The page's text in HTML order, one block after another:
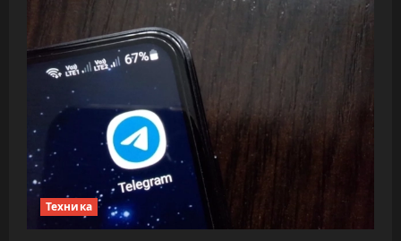
популярных
бытовой
техники
среди
россиян
2025
году
Техника